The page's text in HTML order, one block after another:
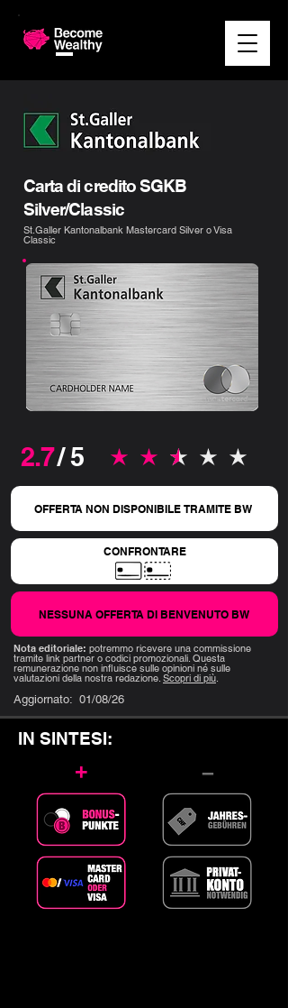
Carta di credito SGKB
Silver/Classic
St.Galler Kantonalbank Mastercard Silver o Visa
Classic
2.7/ 5 la valutazione media è 2.7 su 5
OFFERTA NON DISPONIBILE TRAMITE BW
CONFRONTARE
NESSUNA OFFERTA DI BENVENUTO BW
Nota editoriale: potremmo ricevere una commissione
tramite link partner o codici promozionali. Questa
remunerazione non influisce sulle opinioni né sulle
valutazioni della nostra redazione. Scopri di più.
01/08/26
Aggiornato:
IN SINTESI:
+ –